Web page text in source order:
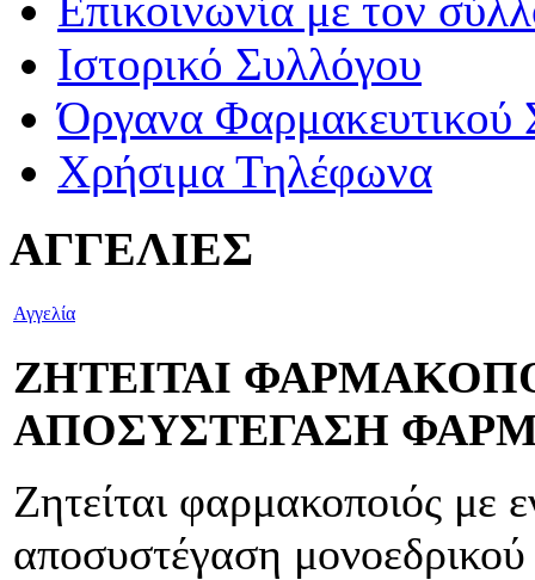
Επικοινωνία με τον
Ιστορικό Συλλόγου
Όργανα Φαρμακευτικού
Χρήσιμα Τηλέφωνα
ΑΓΓΕΛΙΕΣ
Αγγελία
ΖΗΤΕΙΤΑΙ
ΑΠΟΣΥΣΤΕΓΑΣΗ
Ζητείται φαρμακοποιός με
αποσυστέγαση